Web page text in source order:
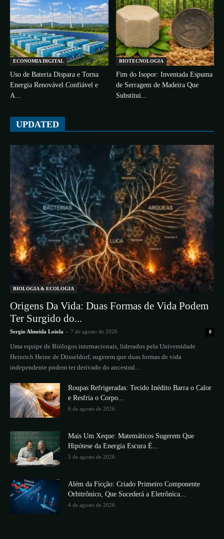
ECONOMIA DIGITAL
Uso de Bateria Dispara e Torna
Energia Renovável Confiável e
A...
BIOTECNOLOGIA
Fim do Isopor: Inventada Espuma
de Serragem de Madeira Que
Substitui...
UPDATED
BIOLOGIA & ECOLOGIA
Origens Da Vida: Duas Formas de Vida Podem
Ter Surgido do...
Sergio Almeida Loiola - 7 de agosto de 2026 0
Uma equipe de Biólogos internacionais, liderados pela Universidade
Heinrich Heine de Düsseldorf, sugerem que duas formas de vida
independente podem ter derivado do ancestral...
Roupas Refrigeradas: Tecido Inédito Barra o Calor
e Resfria o Corpo...
6 de agosto de 2026
Mais Um Xeque: Matemáticos Sugerem Que
Hipótese da Energia Escura É...
5 de agosto de 2026
Além da Ficção: Criado Primeiro Componente
Orbitrônico, Que Sucederá a Eletrônica...
4 de agosto de 2026